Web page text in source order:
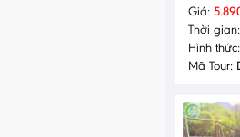
Giá:
Thời gian:
Hình thức:
Mã Tour: